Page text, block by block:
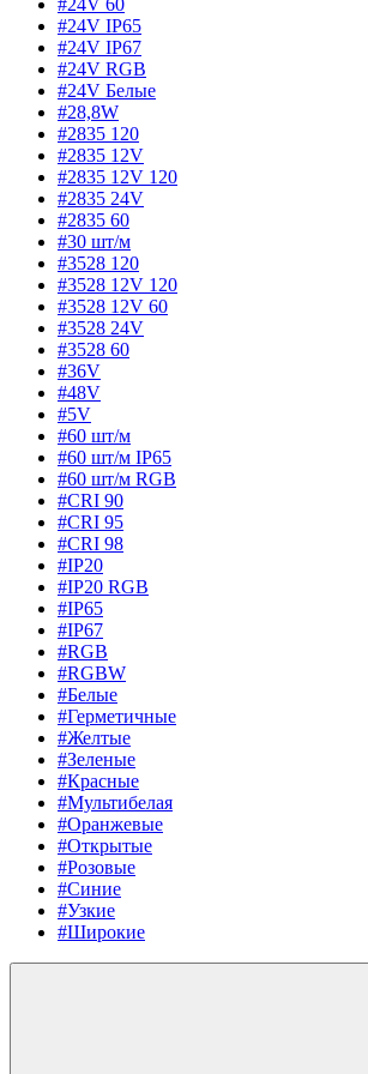
#24V IP65
#24V IP67
#24V RGB
#24V Белые
#28,8W
#2835 120
#2835 12V
#2835 12V 120
#2835 24V
#2835 60
#30 шт/м
#3528 120
#3528 12V 120
#3528 12V 60
#3528 24V
#3528 60
#36V
#48V
#5V
#60 шт/м
#60 шт/м IP65
#60 шт/м RGB
#CRI 90
#CRI 95
#CRI 98
#IP20
#IP20 RGB
#IP65
#IP67
#RGB
#RGBW
#Белые
#Герметичные
#Желтые
#Зеленые
#Красные
#Мультибелая
#Оранжевые
#Открытые
#Розовые
#Синие
#Узкие
#Широкие